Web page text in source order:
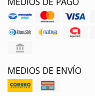
MEDIOS DE ENVÍO